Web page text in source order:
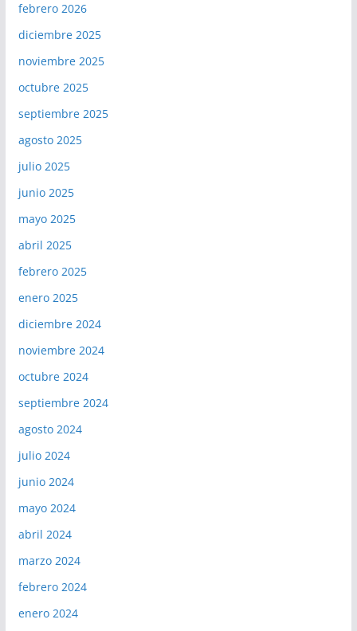
febrero 2026
diciembre 2025
noviembre 2025
octubre 2025
septiembre 2025
agosto 2025
julio 2025
junio 2025
mayo 2025
abril 2025
febrero 2025
enero 2025
diciembre 2024
noviembre 2024
octubre 2024
septiembre 2024
agosto 2024
julio 2024
junio 2024
mayo 2024
abril 2024
marzo 2024
febrero 2024
enero 2024